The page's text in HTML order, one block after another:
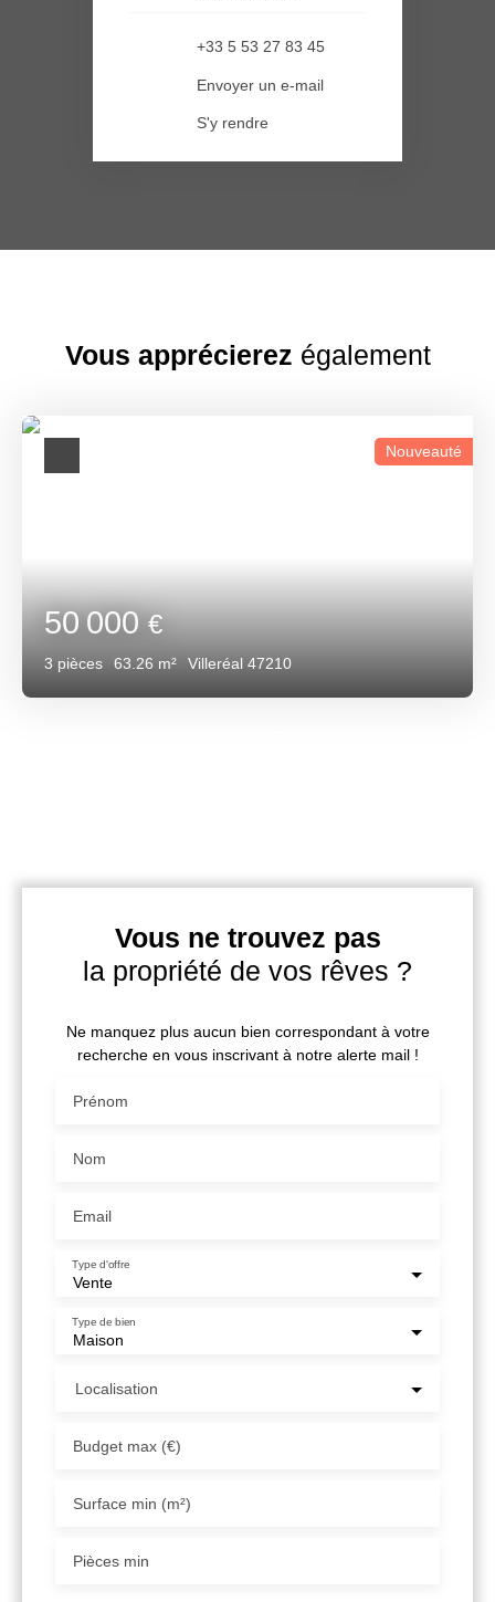
+33 5 53 27 83 45
Envoyer un e-mail
S'y rendre
Vous apprécierez également
50 000€
3 pièces 63.26 m² Villeréal 47210
Nouveauté
Vous ne trouvez pas
la propriété de vos rêves ?
Ne manquez plus aucun bien correspondant à votre
recherche en vous inscrivant à notre alerte mail !
Prénom
Nom
Email
Vente
Type d'offre
Maison
Type de bien
Localisation
Budget max (€)
Surface min (m²)
Pièces min